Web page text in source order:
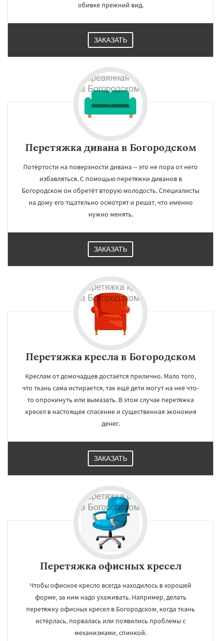
обивке прежний вид.
ЗАКАЗАТЬ
Перетяжка дивана в Богородском
Потёртости на поверхности дивана -- это не пора от него
избавляться. С помощью перетяжки диванов в
Богородском он обретёт вторую молодость. Специалисты
на дому его тщательно осмотрят и решат, что именно
нужно менять.
ЗАКАЗАТЬ
Перетяжка кресла в Богородском
Креслам от домочадцев достаётся прилично. Мало того,
что ткань сама истирается, так ещё дети могут на неё что-
то опрокинуть или вымазать. В этом случае перетяжка
кресел в настоящее спасение и существенная экономия
денег.
ЗАКАЗАТЬ
Перетяжка офисных кресел
Чтобы офисное кресло всегда находилось в хорошей
форме, за ним надо ухаживать. Например, делать
перетяжку офисных кресел в Богородском, когда ткань
истёрлась, порвалась или появились проблемы с
механизмами, спинкой.